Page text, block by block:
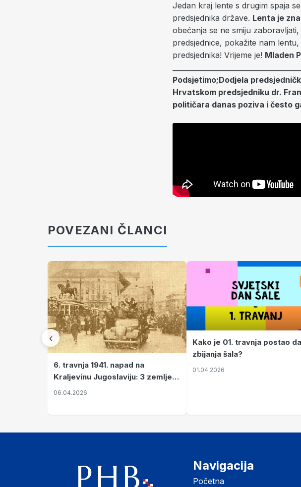
Jedan kraj lente s drugim spaja
predsjednika države. Lenta je
obećanja se ne smiju
predsjednice, pokažite nam
predsjednika! Vrijeme je! Mladen
Podsjetimo;Dodjela
Hrvatskom predsjedniku dr.
političara danas poziva i često
POVEZANI ČLANCI
‹
6. travnja 1941. napad na
Kraljevinu Jugoslaviju: 3 zemlje
nastale njenim raspadom
06.04.2026
Kako je 01. travnja postao
zbijanja šala?
01.04.2026
Navigacija
Početna